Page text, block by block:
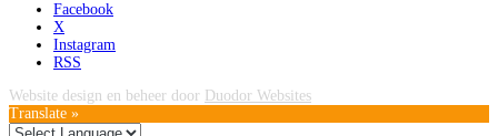
Facebook
X
Instagram
RSS
Website design en beheer door Duodor Websites
Translate »